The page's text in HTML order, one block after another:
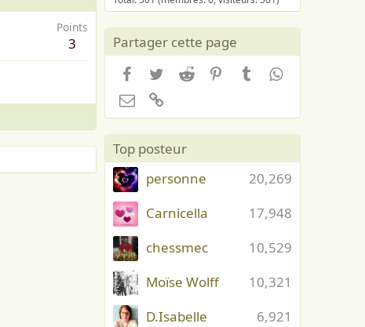
Points
3 Partager cette page
Facebook
TwitterReddit PinterestTumblrWhatsApp
Email
Top posteur
20,269
personne
17,948
Carnicella
10,529
chessmec
10,321
Moïse Wolff
6,921
D.Isabelle